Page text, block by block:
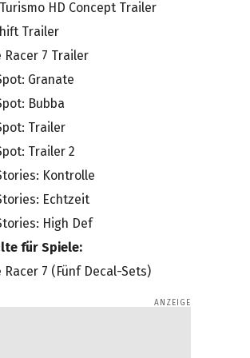
HD Concept Trailer
Trailer
Racer 7 Trailer
Granate
Bubba
Trailer
Trailer 2
Kontrolle
Echtzeit
High Def
für Spiele:
Racer 7 (Fünf Decal-Sets)